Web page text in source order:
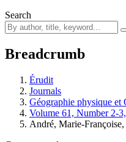
Search
Breadcrumb
Érudit
Journals
Géographie physique et
Volume 61, Number 2-
André, Marie-